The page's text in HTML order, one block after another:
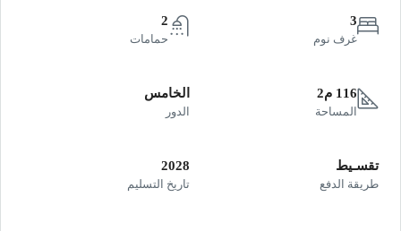
3
غرف نوم
2
حمامات
116 م2
المساحة
الخامس
الدور
تقسـيط
طريقة الدفع
2028
تاريخ التسليم